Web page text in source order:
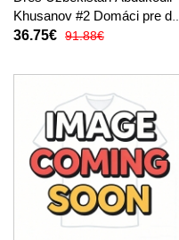
Khusanov #2 Domáci pre deti
MS 2026 Krátky Rukáv (+
36.75€ 91.88€